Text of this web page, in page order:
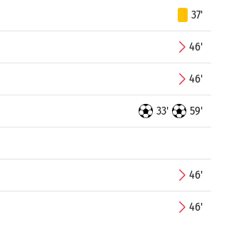
37'
46'
46'
33' 59'
46'
46'